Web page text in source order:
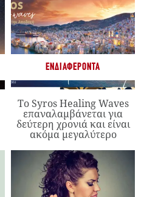
ΕΝΔΙΑΦΈΡΟΝΤΑ
Το Syros Healing Waves
επαναλαμβάνεται για
δεύτερη χρονιά και είναι
ακόμα μεγαλύτερο